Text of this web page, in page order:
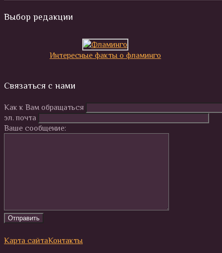
Выбор редакции
Интересные факты о фламинго
Связаться с нами
Как к Вам обращаться
эл. почта
Ваше сообщение:
Карта сайтаКонтакты